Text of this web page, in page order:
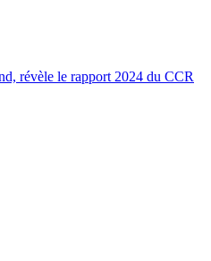
révèle le rapport 2024 du CCR